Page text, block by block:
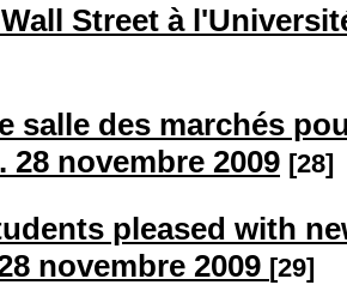
Street à
salle des marchés
28 novembre 2009 [28]
pleased with
novembre 2009 [29]